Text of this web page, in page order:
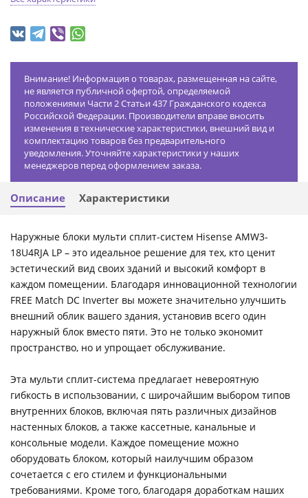
Внимание! Информация о товарах, размещенная на сайте,
не является публичной офертой, определяемой
положениями Части 2 Статьи 437 Гражданского кодекса
Российской Федерации. Производители вправе вносить
изменения в технические характеристики, внешний вид и
комплектацию товаров без предварительного
уведомления. Уточняйте характеристики у наших
менеджеров перед оформлением заказа.
Описание Характеристики
Наружные блоки мульти сплит-систем Hisense AMW3-
18U4RJA LP – это идеальное решение для тех, кто ценит
эстетический вид своих зданий и высокий комфорт в
каждом помещении. Благодаря инновационной технологии
FREE Match DC Inverter вы можете значительно улучшить
внешний облик вашего здания, установив всего один
наружный блок вместо пяти. Это не только экономит
пространство, но и упрощает обслуживание.
Эта мульти сплит-система предлагает невероятную
гибкость в использовании, с широчайшим выбором типов
внутренних блоков, включая пять различных дизайнов
настенных блоков, а также кассетные, канальные и
консольные модели. Каждое помещение можно
оборудовать блоком, который наилучшим образом
сочетается с его стилем и функциональными
требованиями. Кроме того, благодаря доработкам наших